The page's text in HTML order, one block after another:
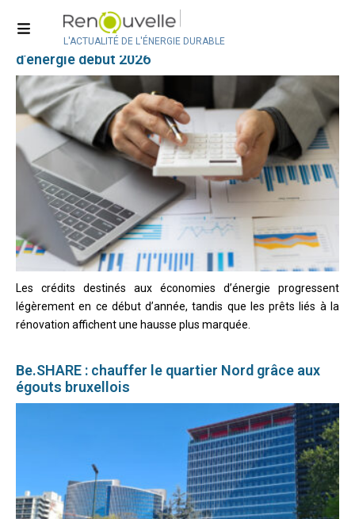
L'ACTUALITÉ DE L'ÉNERGIE DURABLE
Géothermie & PAC
Ralentissement des crédits pour économies
d’énergie début 2026
Les crédits destinés aux économies d’énergie progressent
légèrement en ce début d’année, tandis que les prêts liés à la
rénovation affichent une hausse plus marquée.
Be.SHARE : chauffer le quartier Nord grâce aux
égouts bruxellois